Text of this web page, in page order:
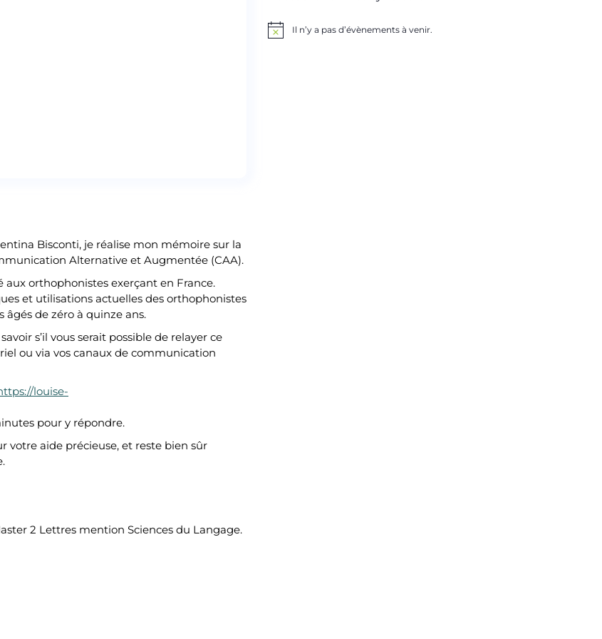
Bisconti, je réalise mon mémoire sur la
Alternative et Augmentée (CAA).
aux orthophonistes exerçant en France.
et utilisations actuelles des orthophonistes
de zéro à quinze ans.
s’il vous serait possible de relayer ce
ou via vos canaux de communication
louise-
pour y répondre.
votre aide précieuse, et reste bien sûr
2 Lettres mention Sciences du Langage.
NoticeIl n’y a pas d’évènements à venir.